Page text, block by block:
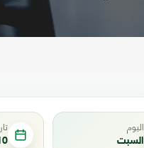
اليوم
السبت 10